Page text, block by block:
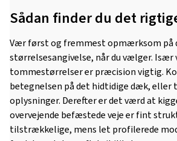
Sådan finder du det
Vær først og fremmest opmærksom på
størrelsesangivelse, når du vælger. Især
tommestørrelser er præcision vigtig.
betegnelsen på det hidtidige dæk, eller
oplysninger. Derefter er det værd at
overvejende befæstede veje er fint
tilstrækkelige, mens let profilerede